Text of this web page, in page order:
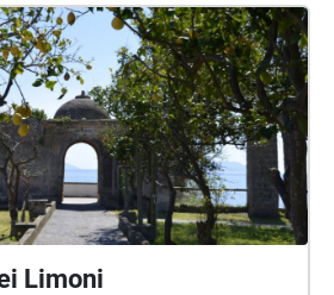
Limoni